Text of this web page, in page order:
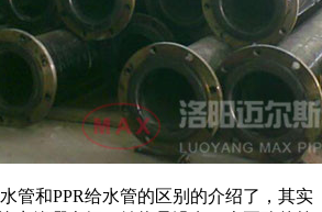
管和PPR给水管的区别的介绍了，其实